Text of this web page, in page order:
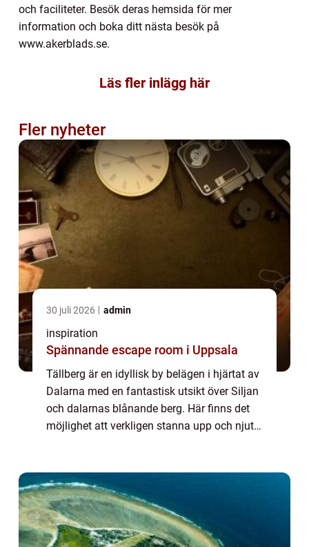
och faciliteter. Besök deras hemsida för mer
information och boka ditt nästa besök på
www.akerblads.se.
Läs fler inlägg här
Fler nyheter
30 juli 2026 admin
inspiration
Spännande escape room i Uppsala
Tällberg är en idyllisk by belägen i hjärtat av
Dalarna med en fantastisk utsikt över Siljan
och dalarnas blånande berg. Här finns det
möjlighet att verkligen stanna upp och njuta